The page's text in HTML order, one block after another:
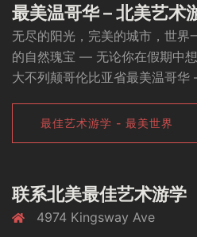
最美温哥华 – 北美艺术
无尽的阳光，完美的城市，世界
的自然瑰宝 — 无论你在假期中
大不列颠哥伦比亚省最美温哥华
最佳艺术游学 - 最美世界
联系北美最佳艺术游学
4974 Kingsway Ave